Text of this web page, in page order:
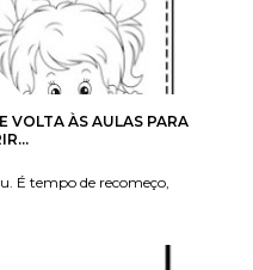
VOLTA ÀS AULAS PARA
É tempo de recomeço,